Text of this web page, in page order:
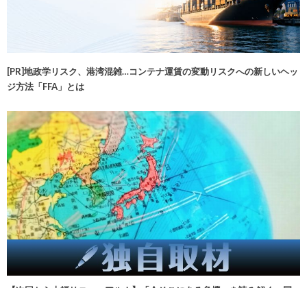
[PR]地政学リスク、港湾混雑…コンテナ運賃の変動リスクへの新しいヘッ
ジ方法「FFA」とは